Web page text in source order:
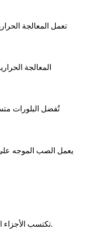
تعمل المعالجة
المعالجة
تُفضل البلورات
يعمل الصب الموجه
تكتسب الأجزاءالقوة والمتانة من خلال المعالجة الحرارية، التي تكثف وتوحد البنية المجهرية، مما يسمح بأداء محسن تحت الأحمال العالية ودرجات الحرارة المرتفعة.